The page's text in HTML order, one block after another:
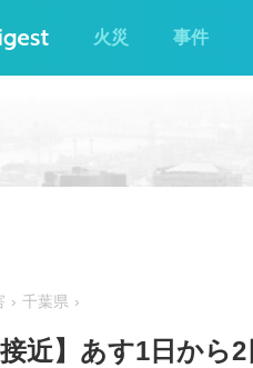
火災 事件
千葉県
接近】あす1日から